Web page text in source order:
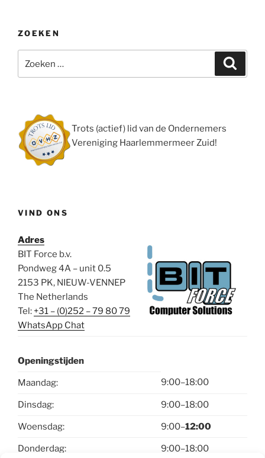
ZOEKEN
naar:
Trots (actief) lid van de Ondernemers
Vereniging Haarlemmermeer Zuid!
VIND ONS
Adres
BIT Force b.v.
Pondweg 4A – unit 0.5
2153 PK, NIEUW-VENNEP
The Netherlands
Tel: +31 – (0)252 – 79 80 79
WhatsApp Chat
Openingstijden
Maandag: 9:00–18:00
Dinsdag: 9:00–18:00
Woensdag: 9:00–12:00
Donderdag: 9:00–18:00